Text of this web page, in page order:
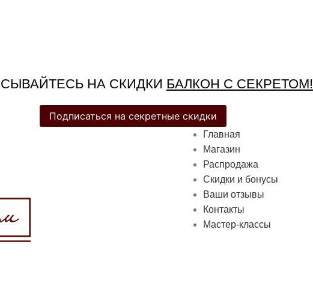
НА СКИДКИ БАЛКОН С СЕКРЕТОМ!
Подписаться на секретные скидки
Главная
Магазин
Распродажа
Cкидки и бонусы
Ваши отзывы
Контакты
Мастер-классы